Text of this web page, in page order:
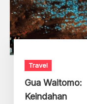
Travel
Gua Waitomo:
Keindahan